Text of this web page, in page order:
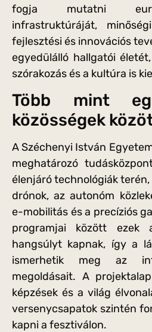
fogja mutatni
infrastruktúráját,
fejlesztési és innovációs
egyedülálló hallgatói
szórakozás és a kultúra is
Több mint
közösségek
A Széchenyi István
meghatározó
élenjáró technológiák
drónok, az autonóm
e-mobilitás és a precíziós
programjai között ezek
hangsúlyt kapnak, így a
ismerhetik meg az
megoldásait. A
képzések és a világ
versenycsapatok szintén
kapni a fesztiválon.